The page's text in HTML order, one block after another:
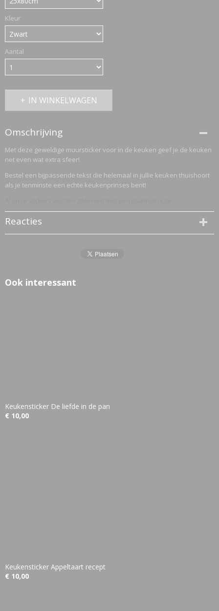
Kleur
Aantal
IN WINKELWAGEN
Omschrijving
Met deze geweldige muursticker voor in de keuken geef je de keuken
net even wat extra sfeer!
Bestel een bijpassende tekst die helemaal in jullie keuken thuishoort
als je tenminste een echte keukenprinses bent!
Reacties
Ook interessant
Keukensticker De liefde in de pan
€ 10,00
Keukensticker Appeltaart recept
€ 10,00